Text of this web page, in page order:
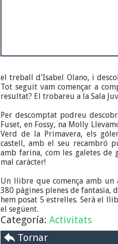
el treball d'Isabel Olano, i
Tot seguit vam començar a
resultat? El trobareu a la Sala
Per descomptat podreu
Fuset, en Fossy, na Molly
Verd de la Primavera, els
castell, amb el seu recambró
amb farina, com les galetes de
mal caràcter!
Un llibre que comença amb un
380 pàgines plenes de fantasia,
hem posat 5 estrelles. Serà el
el següent.
Categoría: Activitats
Tornar